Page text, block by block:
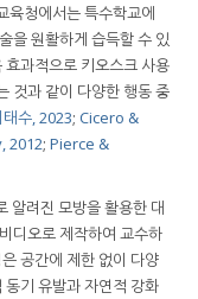
육청에서는 특수학교에
을 원활하게 습득할 수 있
과적으로 키오스크 사용
것과 같이 다양한 행동 중
수, 2023; Cicero &
2012; Pierce &
알려진 모방을 활용한 대
디오로 제작하여 교수하
공간에 제한 없이 다양
기 유발과 자연적 강화